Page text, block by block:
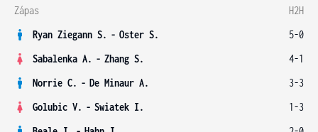
Zápas
H2H
Ryan Ziegann S. - Oster S.
5-0
Sabalenka A. - Zhang S.
4-1
Norrie C. - De Minaur A.
3-3
Golubic V. - Swiatek I.
1-3